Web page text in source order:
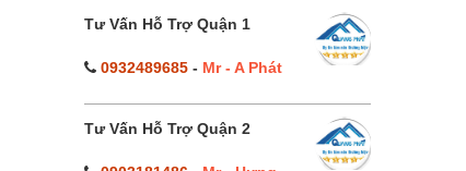
Tư Vấn Hỗ Trợ Quận 1
0932489685- Mr - A Phát
Tư Vấn Hỗ Trợ Quận 2